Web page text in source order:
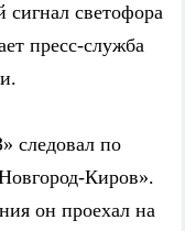
светофора
пресс-служба
следовал по
Киров».
он проехал на